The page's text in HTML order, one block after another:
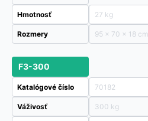
Hmotnosť 27 kg
Rozmery 95 × 70 × 18 cm
F3-300
Katalógové číslo 70182
Váživosť 300 kg